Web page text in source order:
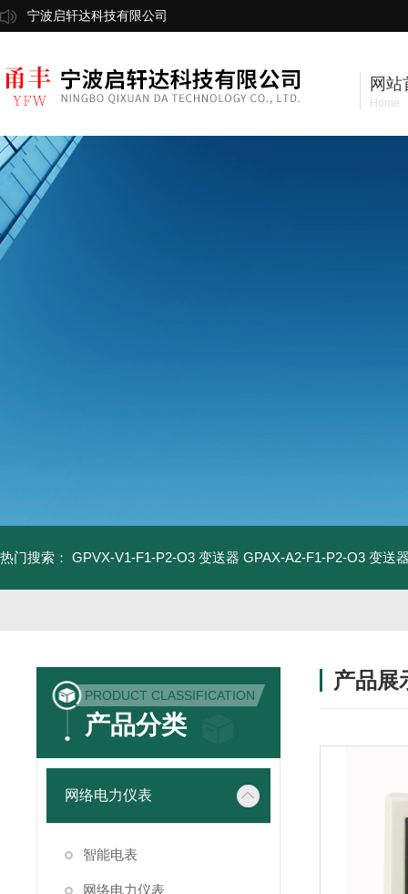
宁波启轩达科技有限公司
网站
Home
热门搜索： GPVX-V1-F1-P2-O3 变送器 GPAX-A2-F1-P2-O3 变送
PRODUCT CLASSIFICATION
产品分类
网络电力仪表
智能电表
网络电力仪表
产品展